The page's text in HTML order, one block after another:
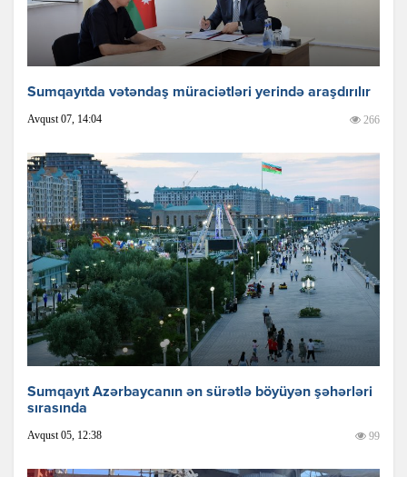
Sumqayıtda vətəndaş müraciətləri yerində araşdırılır
Avqust 07, 14:04 266
Sumqayıt Azərbaycanın ən sürətlə böyüyən şəhərləri
sırasında
Avqust 05, 12:38 99